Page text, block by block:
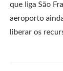
que liga São
aeroporto
liberar os